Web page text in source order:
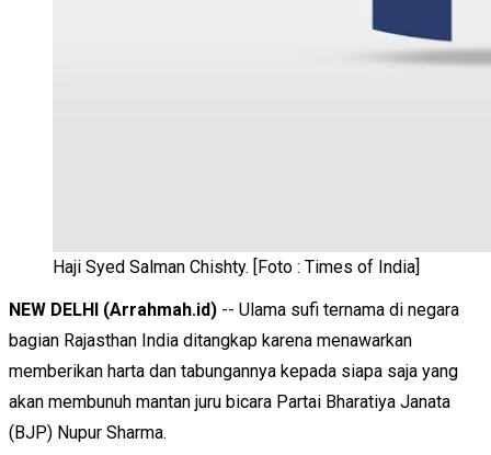
Haji Syed Salman Chishty. [Foto : Times of India]
NEW DELHI (Arrahmah.id) -- Ulama sufi ternama di negara
bagian Rajasthan India ditangkap karena menawarkan
memberikan harta dan tabungannya kepada siapa saja yang
akan membunuh mantan juru bicara Partai Bharatiya Janata
(BJP) Nupur Sharma.